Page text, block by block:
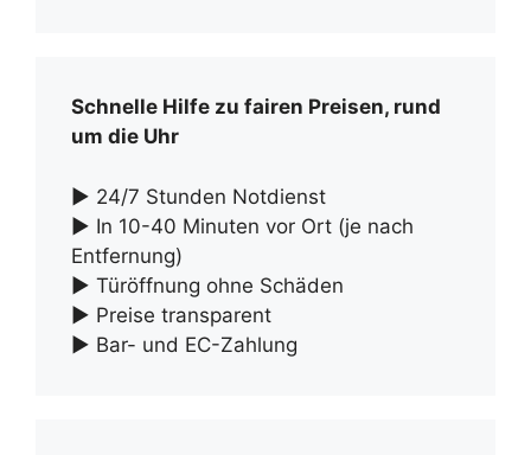
Schnelle Hilfe zu fairen Preisen, rund
um die Uhr
► 24/7 Stunden Notdienst
► In 10-40 Minuten vor Ort (je nach
Entfernung)
► Türöffnung ohne Schäden
► Preise transparent
► Bar- und EC-Zahlung